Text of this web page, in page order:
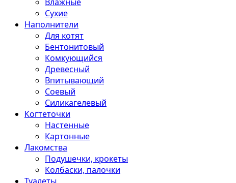
Сухие
Наполнители
Для котят
Бентонитовый
Комкующийся
Древесный
Впитывающий
Соевый
Силикагелевый
Когтеточки
Настенные
Картонные
Лакомства
Подушечки, крокеты
Колбаски, палочки